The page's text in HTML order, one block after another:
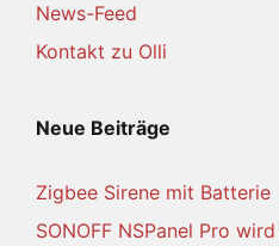
News-Feed
Kontakt zu Olli
Neue Beiträge
Zigbee Sirene mit Batterie
SONOFF NSPanel Pro